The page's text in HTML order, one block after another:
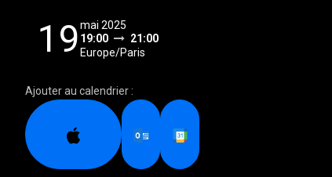
19mai 2025
19:00
21:00
Europe/Paris
Ajouter au calendrier :